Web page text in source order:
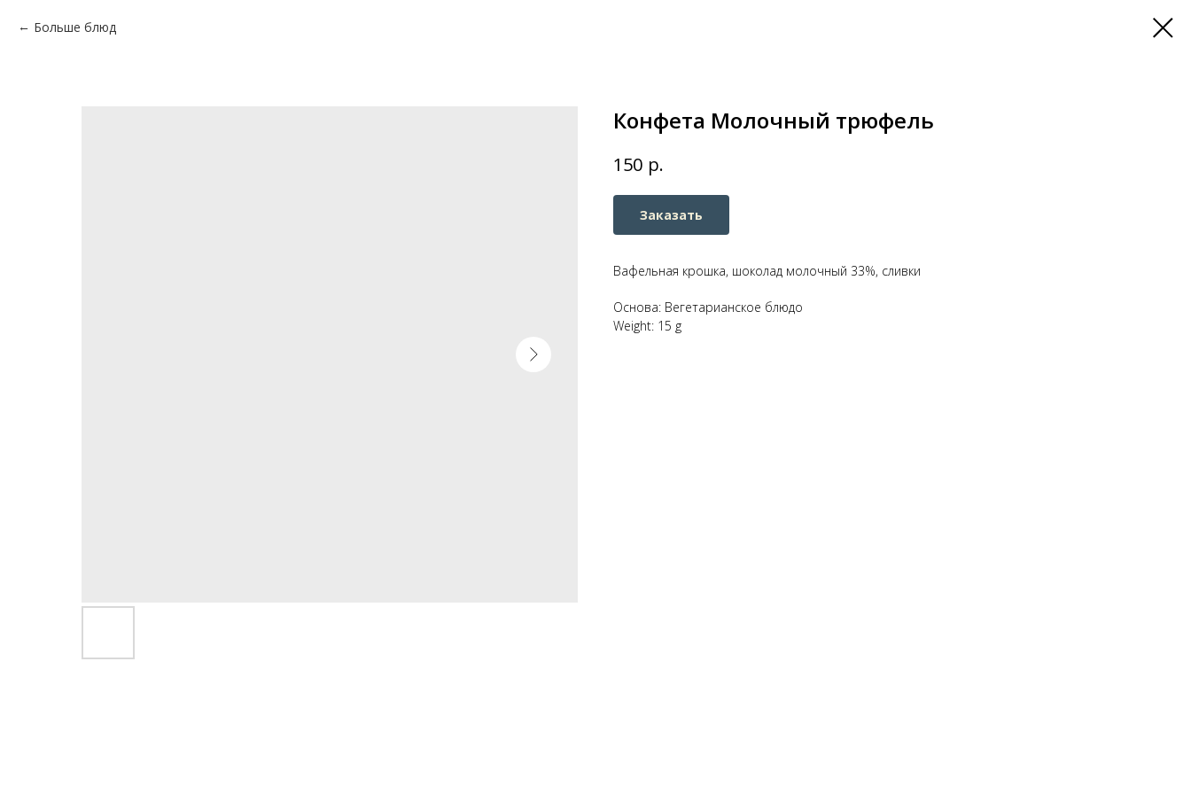
Больше блюд
Конфета Молочный трюфель
150 р.
Заказать
Вафельная крошка, шоколад молочный 33%, сливки
Основа: Вегетарианское блюдо
Weight: 15 g